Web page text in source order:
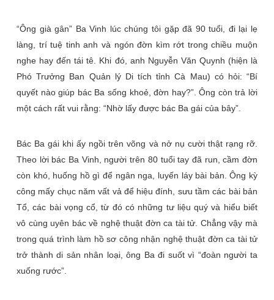
“Ông già gân” Ba Vinh lúc chúng tôi gặp đã 90 tuổi, đi lại lẹ
làng, trí tuệ tinh anh và ngón đờn kìm rớt trong chiều muộn
nghe hay đến tái tê. Khi đó, anh Nguyễn Văn Quynh (hiện là
Phó Trưởng Ban Quản lý Di tích tỉnh Cà Mau) có hỏi: “Bí
quyết nào giúp bác Ba sống khoẻ, đờn hay?”. Ông còn trả lời
một cách rất vui rằng: “Nhờ lấy được bác Ba gái của bây”.
Bác Ba gái khi ấy ngồi trên võng và nở nụ cười thật rạng rỡ.
Theo lời bác Ba Vinh, người trên 80 tuổi tay đã run, cầm đờn
còn khó, huống hồ gì để ngân nga, luyến láy bài bản. Ông kỳ
công mấy chục năm vất vả để hiệu đính, sưu tầm các bài bản
Tổ, các bài vọng cổ, từ đó có những tư liệu quý và hiểu biết
vô cùng uyên bác về nghệ thuật đờn ca tài tử. Chẳng vậy mà
trong quá trình làm hồ sơ công nhận nghệ thuật đờn ca tài tử
trở thành di sản nhân loại, ông Ba đi suốt vì “đoàn người ta
xuống rước”.